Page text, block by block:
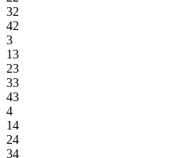
32
42
3
13
23
33
43
4
14
24
34